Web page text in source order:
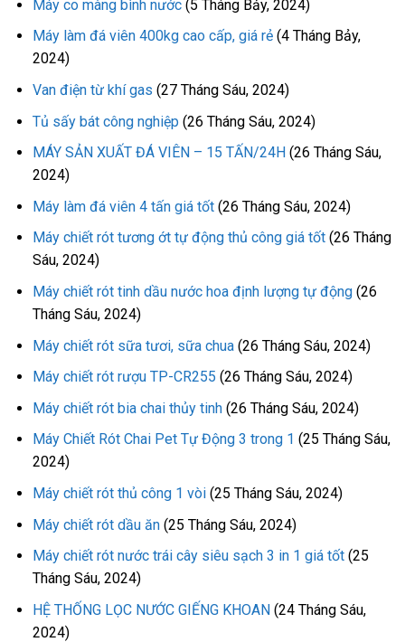
Máy co màng bình nước (5 Tháng Bảy, 2024)
Máy làm đá viên 400kg cao cấp, giá rẻ (4 Tháng Bảy,
2024)
Van điện từ khí gas (27 Tháng Sáu, 2024)
Tủ sấy bát công nghiệp (26 Tháng Sáu, 2024)
MÁY SẢN XUẤT ĐÁ VIÊN – 15 TẤN/24H (26 Tháng Sáu,
2024)
Máy làm đá viên 4 tấn giá tốt (26 Tháng Sáu, 2024)
Máy chiết rót tương ớt tự động thủ công giá tốt (26 Tháng
Sáu, 2024)
Máy chiết rót tinh dầu nước hoa định lượng tự động (26
Tháng Sáu, 2024)
Máy chiết rót sữa tươi, sữa chua (26 Tháng Sáu, 2024)
Máy chiết rót rượu TP-CR255 (26 Tháng Sáu, 2024)
Máy chiết rót bia chai thủy tinh (26 Tháng Sáu, 2024)
Máy Chiết Rót Chai Pet Tự Động 3 trong 1 (25 Tháng Sáu,
2024)
Máy chiết rót thủ công 1 vòi (25 Tháng Sáu, 2024)
Máy chiết rót dầu ăn (25 Tháng Sáu, 2024)
Máy chiết rót nước trái cây siêu sạch 3 in 1 giá tốt (25
Tháng Sáu, 2024)
HỆ THỐNG LỌC NƯỚC GIẾNG KHOAN (24 Tháng Sáu,
2024)